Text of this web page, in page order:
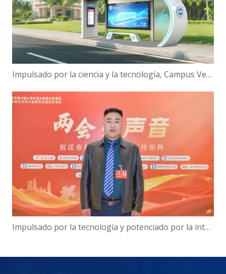
Impulsado por la ciencia y la tecnología, Campus Verde | ¡Hanbang Intelligence trabaja con la Universidad de Hainan para construir una nueva ecología de viajes inteligentes!
Impulsado por la tecnología y potenciado por la inteligencia: el presidente de Hanbang Intelligence, Gao Yun, sobre el avance del desarrollo del 'Centro de inteligencia digital' de Suqian